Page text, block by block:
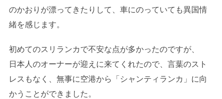
のかおりが漂ってきたりして、車にのっていても異国情
緒を感じます。
初めてのスリランカで不安な点が多かったのですが、
日本人のオーナーが迎えに来てくれたので、言葉のスト
レスもなく、無事に空港から「シャンティランカ」に向
かうことができました。